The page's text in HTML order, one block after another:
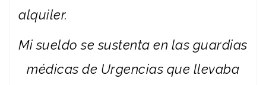
alquiler.
Mi sueldo se sustenta en las guardias
médicas de Urgencias que llevaba